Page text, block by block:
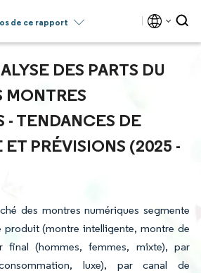
de ce rapport
DES PARTS DU
MONTRES
- TENDANCES DE
PRÉVISIONS (2025 -
des montres numériques segmente
(montre intelligente, montre de
final (hommes, femmes, mixte), par
luxe), par canal de